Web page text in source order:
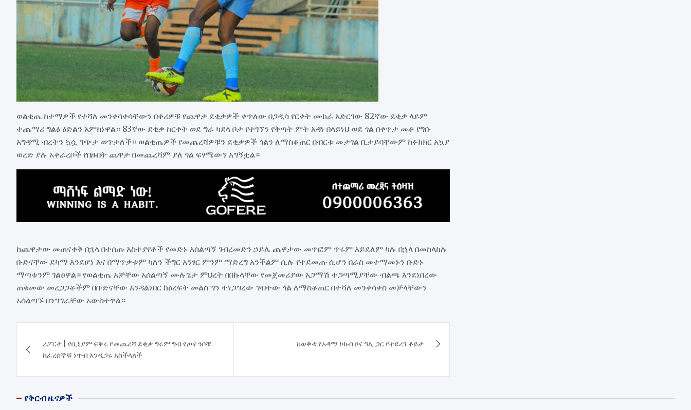
ወልቂጤ ከተማዎች የተሻለ መንቀሳቀሳቸውን በቀሪዎቹ የጨዋታ ደቂቃዎች ቀጥለው በጋዲሳ የርቀት ሙከራ አድርገው 82ኛው ደቂቃ ላይም
ተጨማሪ ግልፅ ዕድልን አምክነዋል። 83ኛው ደቂቃ ከርቀት ወደ ግራ ካደላ ቦታ የተገኘን የቅጣት ምት አዳነ በላይነህ ወደ ጎል በቀጥታ መቶ የግቡ
አግዳሚ ብረትን ኳሷ ገጭታ ወጥታለች። ወልቂጤዎች የመጨረሻዎቹን ደቂቃዎች ጎልን ለማስቆጠር በብርቱ መታገል ቢታይባቸውም ከፉክክር አኳያ
ወረድ ያሉ አቀራረቦች የበዙበት ጨዋታ በመጨረሻም ያለ ጎል ፍፃሜውን አግኝቷል።
ከጨዋታው መጠናቀቅ በኋላ በተሰጡ አስተያየቶች የመድኑ አሰልጣኝ ገብረመድን ኃይሌ ጨዋታው መጥፎም ጥሩም አይደለም ካሉ በኋላ በመከላከሉ
ቡድናቸው ደካማ እንደሆነ እና በማጥቃቱም ካለን ችግር አንፃር ምንም ማድረግ አንችልም ሲሉ የተደመጡ ሲሆን በራስ መተማመኑን ቡድኑ
ማጣቱንም ገልፀዋል። የወልቂጤ አቻቸው አሰልጣኝ ሙሉጌታ ምህረት በበኩላቸው የመጀመሪያው አጋማሽ ተጋጣሚያቸው ብልጫ እንደነበረው
ጠቁመው መረጋጋቶችም በቡድናቸው እንዳልነበር ከዕረፍት መልስ ግን ተነጋግረው ገብተው ጎል ለማስቆጠር በተሻለ መንቀሳቀስ መቻላቸውን
አሰልጣኙ በንግግራቸው አውስተዋል።
navigation
ሪፖርት | የቢኒያም ፍቅሩ የመጨረሻ ደቂቃ ግሩም ግብ የጦና ንቦቹ
ከፈረሰኞቹ ነጥብ እንዲጋሩ አስችላለች
ከወቅቱ የአዳማ ኮከብ ቦና ዓሊ ጋር የተደረገ ቆይታ
የቅርብ ዜናዎች